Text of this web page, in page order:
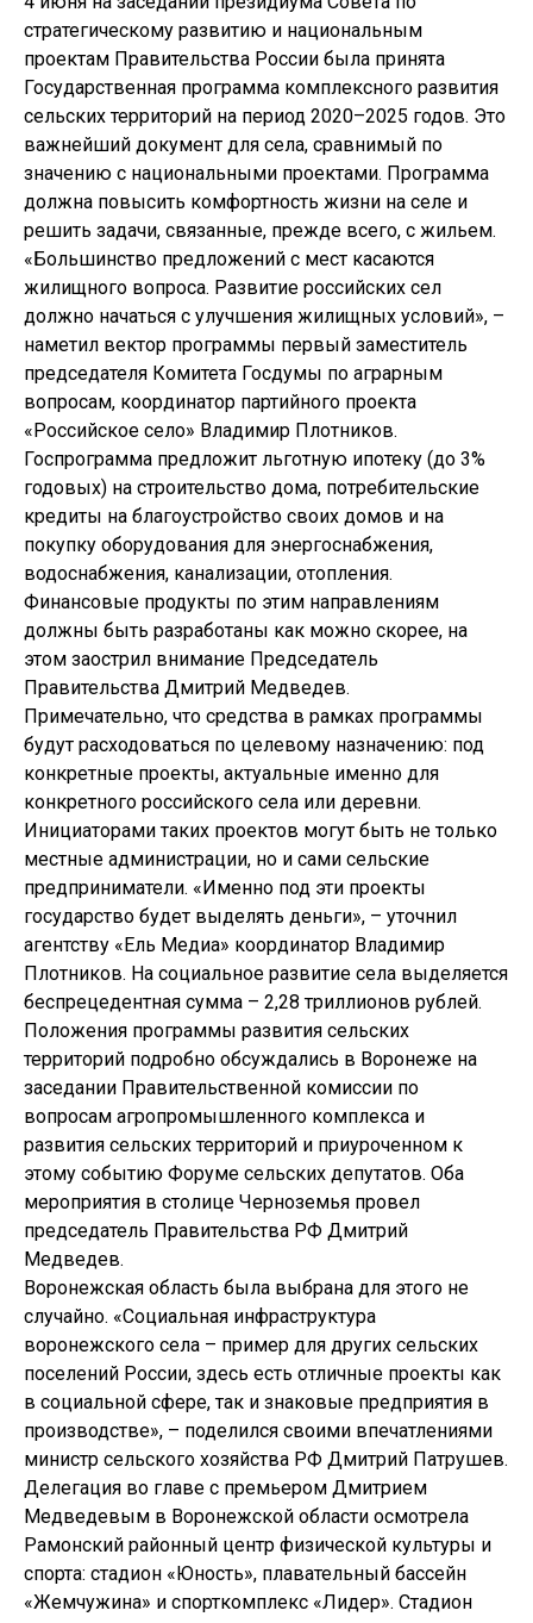
стратегическому развитию и национальным
проектам Правительства России была принята
Государственная программа комплексного развития
сельских территорий на период 2020–2025 годов. Это
важнейший документ для села, сравнимый по
значению с национальными проектами. Программа
должна повысить комфортность жизни на селе и
решить задачи, связанные, прежде всего, с жильем.
«Большинство предложений с мест касаются
жилищного вопроса. Развитие российских сел
должно начаться с улучшения жилищных условий», –
наметил вектор программы первый заместитель
председателя Комитета Госдумы по аграрным
вопросам, координатор партийного проекта
«Российское село» Владимир Плотников.
Госпрограмма предложит льготную ипотеку (до 3%
годовых) на строительство дома, потребительские
кредиты на благоустройство своих домов и на
покупку оборудования для энергоснабжения,
водоснабжения, канализации, отопления.
Финансовые продукты по этим направлениям
должны быть разработаны как можно скорее, на
этом заострил внимание Председатель
Правительства Дмитрий Медведев.
Примечательно, что средства в рамках программы
будут расходоваться по целевому назначению: под
конкретные проекты, актуальные именно для
конкретного российского села или деревни.
Инициаторами таких проектов могут быть не только
местные администрации, но и сами сельские
предприниматели. «Именно под эти проекты
государство будет выделять деньги», – уточнил
агентству «Ель Медиа» координатор Владимир
Плотников. На социальное развитие села выделяется
беспрецедентная сумма – 2,28 триллионов рублей.
Положения программы развития сельских
территорий подробно обсуждались в Воронеже на
заседании Правительственной комиссии по
вопросам агропромышленного комплекса и
развития сельских территорий и приуроченном к
этому событию Форуме сельских депутатов. Оба
мероприятия в столице Черноземья провел
председатель Правительства РФ Дмитрий
Медведев.
Воронежская область была выбрана для этого не
случайно. «Социальная инфраструктура
воронежского села – пример для других сельских
поселений России, здесь есть отличные проекты как
в социальной сфере, так и знаковые предприятия в
производстве», – поделился своими впечатлениями
министр сельского хозяйства РФ Дмитрий Патрушев.
Делегация во главе с премьером Дмитрием
Медведевым в Воронежской области осмотрела
Рамонский районный центр физической культуры и
спорта: стадион «Юность», плавательный бассейн
«Жемчужина» и спорткомплекс «Лидер». Стадион